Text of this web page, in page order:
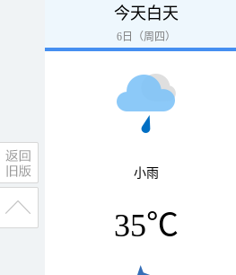
今天白天
6日（周四）
小雨
35℃